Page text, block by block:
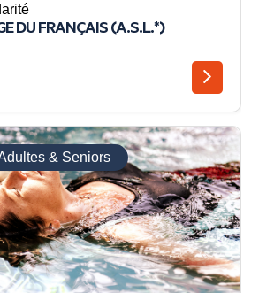
DU FRANÇAIS (A.S.L.*)
& Seniors